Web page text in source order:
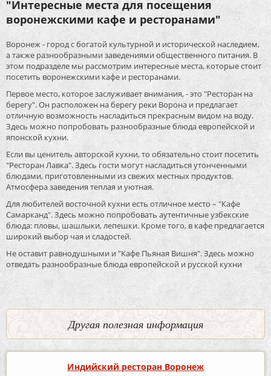
"Интересные места для посещения
воронежскими кафе и ресторанами"
Воронеж - город с богатой культурной и исторической наследием,
а также разнообразными заведениями общественного питания. В
этом подразделе мы рассмотрим интересные места, которые стоит
посетить воронежскими кафе и ресторанами.
Первое место, которое заслуживает внимания, - это "Ресторан на
берегу". Он расположен на берегу реки Ворона и предлагает
отличную возможность насладиться прекрасным видом на воду.
Здесь можно попробовать разнообразные блюда европейской и
японской кухни.
Если вы ценитель авторской кухни, то обязательно стоит посетить
"Ресторан Лавка". Здесь гости могут насладиться утонченными
блюдами, приготовленными из свежих местных продуктов.
Атмосфера заведения теплая и уютная.
Для любителей восточной кухни есть отличное место – "Кафе
Самарканд". Здесь можно попробовать аутентичные узбекские
блюда: пловы, шашлыки, лепешки. Кроме того, в кафе предлагается
широкий выбор чая и сладостей.
Не оставит равнодушными и "Кафе Пьяная Вишня". Здесь можно
отведать разнообразные блюда европейской и русской кухни
Другая полезная информация
Индийский ресторан Воронеж